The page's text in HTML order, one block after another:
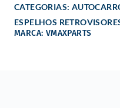
CATEGORIAS:
ESPELHOS
MARCA: VMAXPARTS